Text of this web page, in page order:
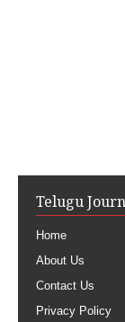
Telugu
Home
About Us
Contact Us
Privacy Policy